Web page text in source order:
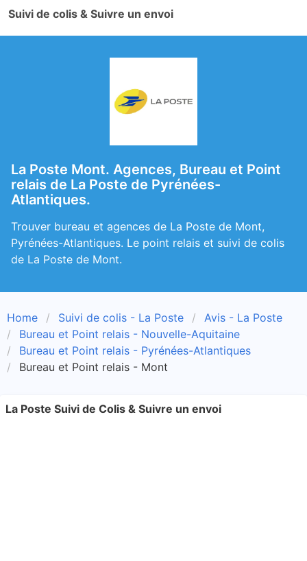
Suivi de colis & Suivre un envoi
La Poste Mont. Agences, Bureau et Point
relais de La Poste de Pyrénées-
Atlantiques.
Trouver bureau et agences de La Poste de Mont,
Pyrénées-Atlantiques. Le point relais et suivi de colis
de La Poste de Mont.
Home Suivi de colis - La Poste
Avis - La Poste
Bureau et Point relais - Nouvelle-Aquitaine
Bureau et Point relais - Pyrénées-Atlantiques
Bureau et Point relais - Mont
La Poste Suivi de Colis & Suivre un envoi